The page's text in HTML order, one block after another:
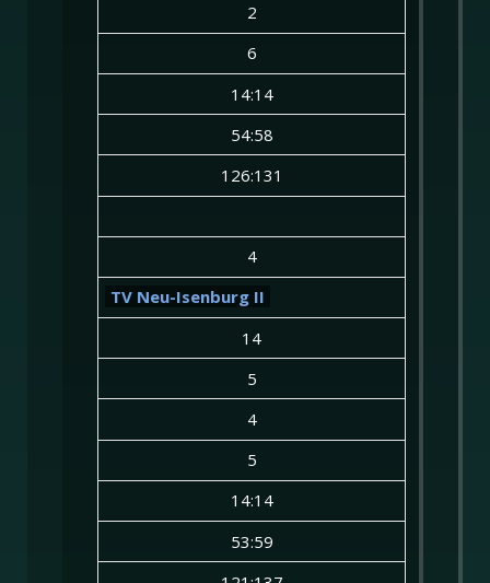
2
6
14:14
54:58
126:131
4
TV Neu-Isenburg II
14
5
4
5
14:14
53:59